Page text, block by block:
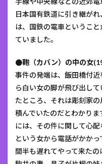
日本国有鉄道に引き継が
は、国鉄の電車というこ
ていました。
●鞄（カバン）の中の女
事件の発端は、飯田橋付
ら白い女の脚が飛び出し
たところ、それは彫刻家
積んでいたのだとわかり
には、その件に関して心
という女から電話がかか
間半も遅れてやって来たの